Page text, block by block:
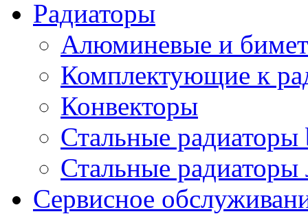
Радиаторы
Алюминевые и
Комплектующие к
Конвекторы
Стальные радиаторы
Стальные радиаторы
Сервисное